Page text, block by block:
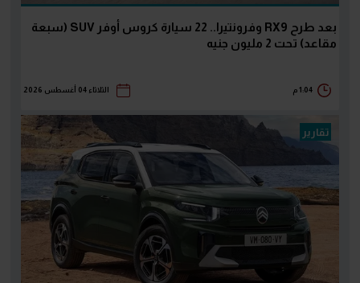
بعد طرح RX9 وفرونتيرا.. 22 سيارة كروس أوفر SUV (سبعة
مقاعد) تحت 2 مليون جنيه
1:04 م الثلاثاء 04 أغسطس 2026
تقارير